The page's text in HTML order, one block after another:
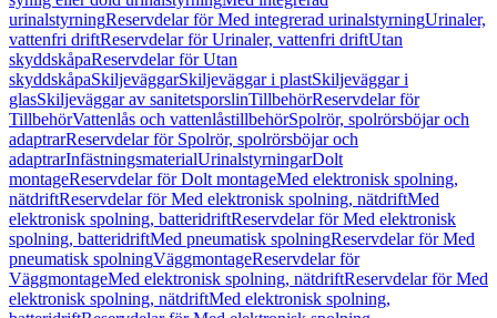
urinalstyrningReservdelar för Med integrerad urinalstyrningUrinaler,
vattenfri driftReservdelar för Urinaler, vattenfri driftUtan
skyddskåpaReservdelar för Utan
skyddskåpaSkiljeväggarSkiljeväggar i plastSkiljeväggar i
glasSkiljeväggar av sanitetsporslinTillbehörReservdelar för
TillbehörVattenlås och vattenlåstillbehörSpolrör, spolrörsböjar och
adaptrarReservdelar för Spolrör, spolrörsböjar och
adaptrarInfästningsmaterialUrinalstyrningarDolt
montageReservdelar för Dolt montageMed elektronisk spolning,
nätdriftReservdelar för Med elektronisk spolning, nätdriftMed
elektronisk spolning, batteridriftReservdelar för Med elektronisk
spolning, batteridriftMed pneumatisk spolningReservdelar för Med
pneumatisk spolningVäggmontageReservdelar för
VäggmontageMed elektronisk spolning, nätdriftReservdelar för Med
elektronisk spolning, nätdriftMed elektronisk spolning,